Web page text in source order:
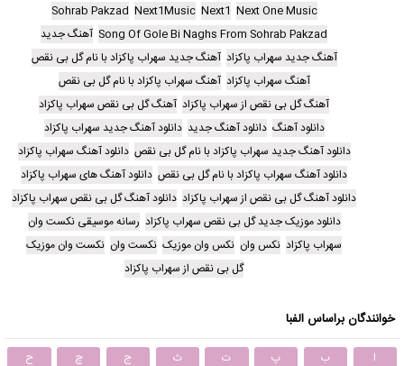
Next One Music
Next1
Next1Music
Sohrab Pakzad
Song Of Gole Bi Naghs From Sohrab Pakzad آهنگ جدید
آهنگ جدید سهراب پاکزاد آهنگ جدید سهراب پاکزاد با نام گل بی نقص
آهنگ سهراب پاکزاد آهنگ سهراب پاکزاد با نام گل بی نقص
آهنگ گل بی نقص از سهراب پاکزاد آهنگ گل بی نقص سهراب پاکزاد
دانلود آهنگ دانلود آهنگ جدید دانلود آهنگ جدید سهراب پاکزاد
دانلود آهنگ جدید سهراب پاکزاد با نام گل بی نقص دانلود آهنگ سهراب پاکزاد
دانلود آهنگ سهراب پاکزاد با نام گل بی نقص دانلود آهنگ های سهراب پاکزاد
دانلود آهنگ گل بی نقص از سهراب پاکزاد دانلود آهنگ گل بی نقص سهراب پاکزاد
دانلود موزیک جدید گل بی نقص سهراب پاکزاد رسانه موسیقی نکست وان
سهراب پاکزاد نکس وان نکس وان موزیک نکست وان نکست وان موزیک
گل بی نقص از سهراب پاکزاد
خوانندگان براساس الفبا
ا ب پ ت ث ج چ
ح